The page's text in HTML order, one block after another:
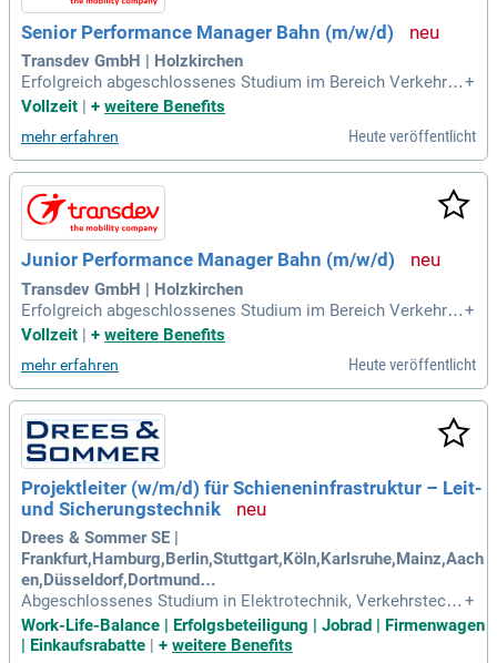
Senior Performance Manager Bahn (m/w/d)
Transdev GmbH | Holzkirchen
Erfolgreich abgeschlossenes Studium im Bereich Verkehrs
management, Wirtschaftsingenieurwesen, Betriebswirtschaf
n Fachrichtung wünschenswert; Mehrjährige Berufserfahrun
g in einem Eisenbahnverkehrsunternehmen
+
Vollzeit
+ weitere Benefits
mehr erfahren Heute veröffentlicht
Junior Performance Manager Bahn (m/w/d)
Transdev GmbH | Holzkirchen
Erfolgreich abgeschlossenes Studium im Bereich Verkehrs
wesen, Verkehrsmanagement, Wirtschaftsingenieurwesen,
en Fachrichtung wünschenswert.
+
Vollzeit | + weitere Benefits
mehr erfahren Heute veröffentlicht
Projektleiter (w/m/d) für Schieneninfrastruktur – Leit-
und Sicherungstechnik
Drees & Sommer SE |
Frankfurt,Hamburg,Berlin,Stuttgart,Köln,Karlsruhe,Mainz,Aach
en,Düsseldorf,Dortmund…
Abgeschlossenes Studium in Elektrotechnik, Verkehrstechn
ik, Bauingenieurwesen, Eisenbahnwesen, Nachrichtentechni
k, Wirtschaftsingenieurwesen oder einem vergleichbaren Be
+
Work-Life-Balance | Erfolgsbeteiligung | Jobrad | Firmenwagen
| Einkaufsrabatte | + weitere Benefits